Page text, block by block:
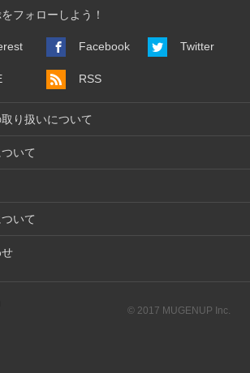
フォローしよう！
Facebook Twitter
RSS
り扱いについて
いて
いて
© 2017 MUGENUP Inc.